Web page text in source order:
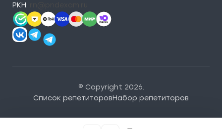
РКН:
© Copyright 2026.
Список репетиторовНабор репетиторов